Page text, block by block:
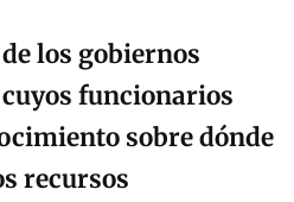
los gobiernos
funcionarios
sobre dónde
recursos